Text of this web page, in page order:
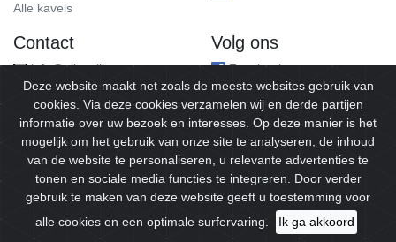
Alle kavels
Contact
info@alleveilingen.net
Volg ons
Facebook
© 2026Alleveilingen.Alle rechten voorbehouden.
Deze website maakt net zoals de meeste websites gebruik van
cookies. Via deze cookies verzamelen wij en derde partijen
informatie over uw bezoek en interesses. Op deze manier is het
mogelijk om het gebruik van onze site te analyseren, de inhoud
van de website te personaliseren, u relevante advertenties te
tonen en sociale media functies te integreren. Door verder
gebruik te maken van deze website geeft u toestemming voor
alle cookies en een optimale surfervaring.
Ik ga akkoord